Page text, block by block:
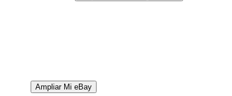
Ampliar Mi eBay